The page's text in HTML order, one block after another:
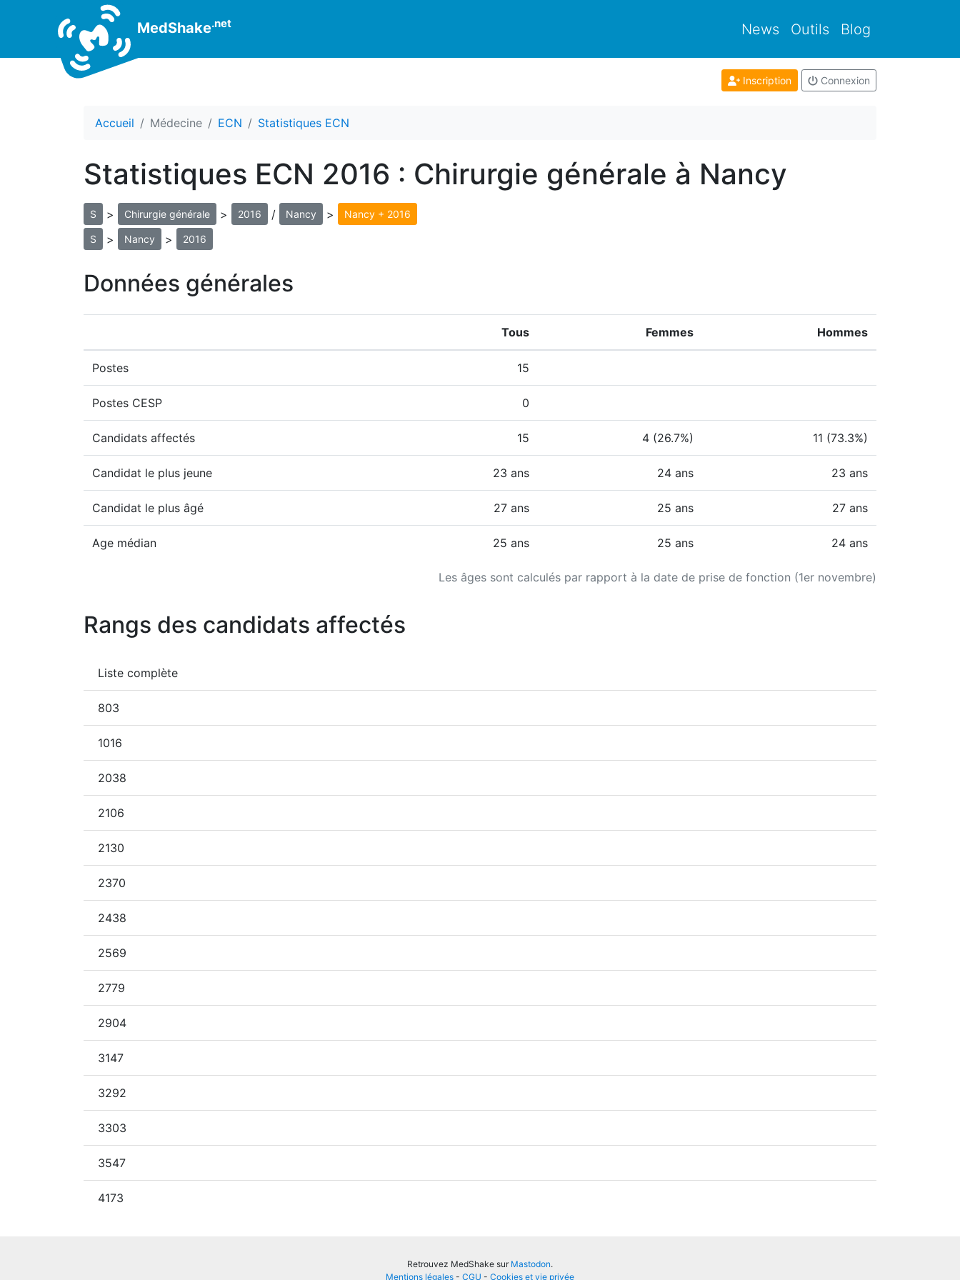
MedShake.net News Outils Blog
Inscription Connexion
Accueil Médecine ECN Statistiques ECN
Statistiques ECN 2016 : Chirurgie générale à Nancy
S > Chirurgie générale > 2016 / Nancy > Nancy + 2016
S > Nancy > 2016
Données générales
Les âges sont calculés par rapport à la date de prise de fonction (1er novembre)
Tous Femmes Hommes
Postes 15
Postes CESP 0
Candidats affectés 15 4 (26.7%) 11 (73.3%)
Candidat le plus jeune 23 ans 24 ans 23 ans
Candidat le plus âgé 27 ans 25 ans 27 ans
Age médian 25 ans 25 ans 24 ans
Rangs des candidats affectés
Liste complète
803
1016
2038
2106
2130
2370
2438
2569
2779
2904
3147
3292
3303
3547
4173
Retrouvez MedShake sur Mastodon.
Mentions légales - CGU - Cookies et vie privée